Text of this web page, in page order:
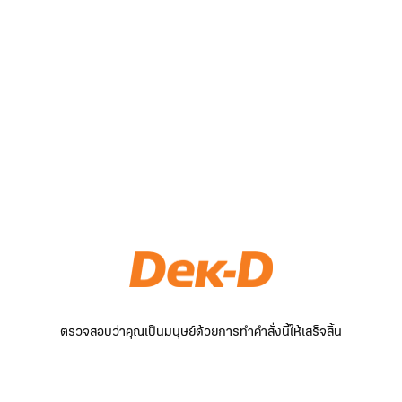
ตรวจสอบว่าคุณเป็นมนุษย์ด้วยการทำคำสั่งนี้ให้เสร็จสิ้น